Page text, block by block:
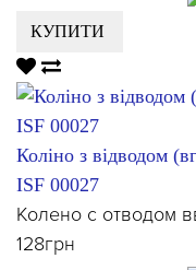
КУПИТИ
Коліно з відводом
ISF 00027
Колено с отводом
128грн